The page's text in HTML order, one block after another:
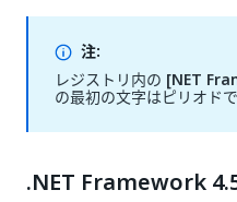
注:
レジストリ内の [NET
の最初の文字はピリオド
.NET Framework